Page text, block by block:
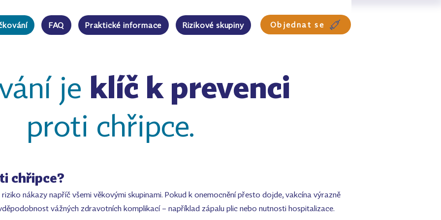
FAQ Praktické informace Rizikové skupiny Objednat se
je klíč k prevenci
proti chřipce.
chřipce?
nákazy napříč všemi věkovými skupinami. Pokud k onemocnění přesto dojde, vakcína výrazně
vážných zdravotních komplikací – například zápalu plic nebo nutnosti hospitalizace.